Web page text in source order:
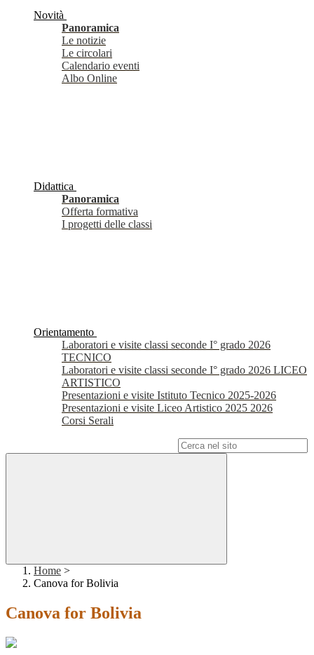
Novità
Panoramica
Le notizie
Le circolari
Calendario eventi
Albo Online
Didattica
Panoramica
Offerta formativa
I progetti delle classi
Orientamento
Laboratori e visite classi seconde I° grado 2026
TECNICO
Laboratori e visite classi seconde I° grado 2026 LICEO
ARTISTICO
Presentazioni e visite Istituto Tecnico 2025-2026
Presentazioni e visite Liceo Artistico 2025 2026
Corsi Serali
Home >
Canova for Bolivia
Canova for Bolivia